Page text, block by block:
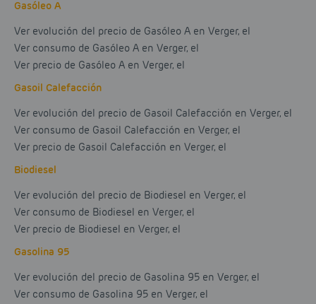
Gasóleo A
Ver evolución del precio de Gasóleo A en Verger, el
Ver consumo de Gasóleo A en Verger, el
Ver precio de Gasóleo A en Verger, el
Gasoil Calefacción
Ver evolución del precio de Gasoil Calefacción en Verger, el
Ver consumo de Gasoil Calefacción en Verger, el
Ver precio de Gasoil Calefacción en Verger, el
Biodiesel
Ver evolución del precio de Biodiesel en Verger, el
Ver consumo de Biodiesel en Verger, el
Ver precio de Biodiesel en Verger, el
Gasolina 95
Ver evolución del precio de Gasolina 95 en Verger, el
Ver consumo de Gasolina 95 en Verger, el